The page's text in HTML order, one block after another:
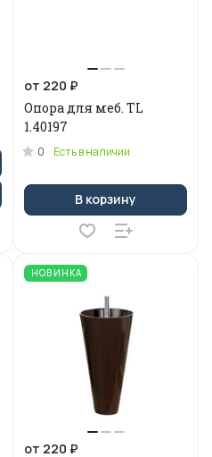
от 220 ₽
Опора для меб. ТL
1.40197
0 Есть в наличии
В корзину
НОВИНКА
от 220 ₽